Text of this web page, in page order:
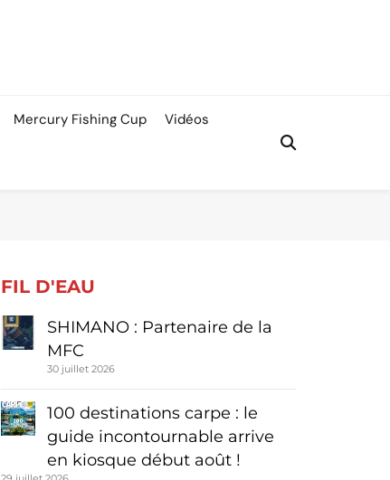
Mercury Fishing Cup Vidéos
FIL D'EAU
SHIMANO : Partenaire de la
MFC
30 juillet 2026
100 destinations carpe : le
guide incontournable arrive
en kiosque début août !